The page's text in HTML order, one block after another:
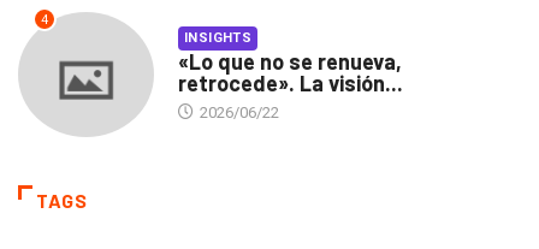
4
INSIGHTS
«Lo que no se renueva,
retrocede». La visión...
2026/06/22
TAGS